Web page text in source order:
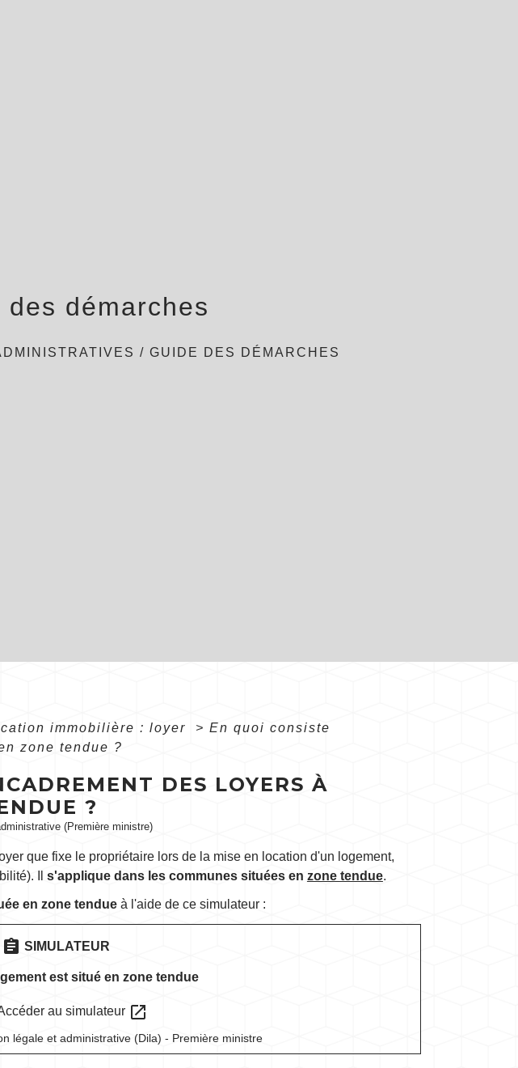
des démarches
/GUIDE DES DÉMARCHES
immobilière : loyer > En quoi consiste
zone tendue ?
DES LOYERS À
?
(Première ministre)
que fixe le propriétaire lors de la mise en location d'un logement,
Il s'applique dans les communes situées en zone tendue.
en zone tendueà l'aide de ce simulateur :
assignment SIMULATEUR
est situé en zone tendue
au simulateur open_in_new
légale et administrative (Dila) - Première ministre